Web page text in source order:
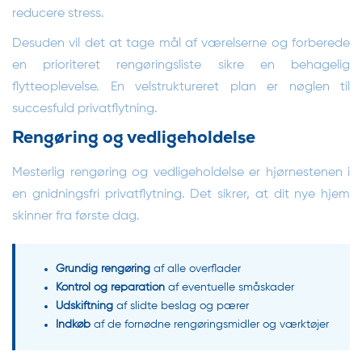
reducere stress.
Desuden vil det at tage mål af værelserne og forberede
en prioriteret rengøringsliste sikre en behagelig
flytteoplevelse. En velstruktureret plan er nøglen til
succesfuld privatflytning.
Rengøring og vedligeholdelse
Mesterlig rengøring og vedligeholdelse er hjørnestenen i
en gnidningsfri privatflytning. Det sikrer, at dit nye hjem
skinner fra første dag.
Grundig rengøring af alle overflader
Kontrol og reparation af eventuelle småskader
Udskiftning af slidte beslag og pærer
Indkøb af de fornødne rengøringsmidler og værktøjer